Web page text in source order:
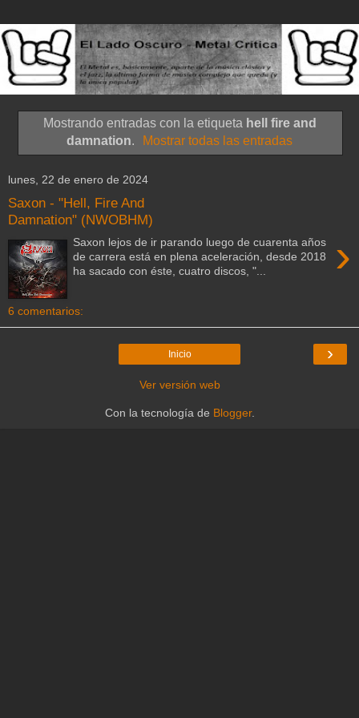
Mostrando entradas con la etiqueta hell fire and
damnation. Mostrar todas las entradas
lunes, 22 de enero de 2024
Saxon - "Hell, Fire And
Damnation" (NWOBHM)
›
Saxon lejos de ir parando luego de cuarenta años
de carrera está en plena aceleración, desde 2018
ha sacado con éste, cuatro discos, "...
6 comentarios:
›
Inicio
Ver versión web
Con la tecnología de Blogger.